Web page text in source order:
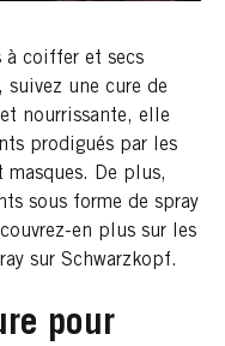
à coiffer et secs
suivez une cure de
nourrissante, elle
prodigués par les
masques. De plus,
sous forme de spray
en plus sur les
sur Schwarzkopf.
pour